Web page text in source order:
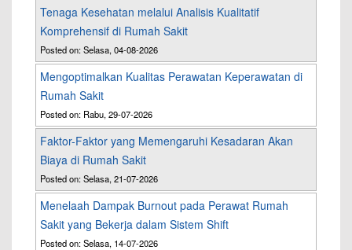
Tenaga Kesehatan melalui Analisis Kualitatif
Komprehensif di Rumah Sakit
Posted on: Selasa, 04-08-2026
Mengoptimalkan Kualitas Perawatan Keperawatan di
Rumah Sakit
Posted on: Rabu, 29-07-2026
Faktor-Faktor yang Memengaruhi Kesadaran Akan
Biaya di Rumah Sakit
Posted on: Selasa, 21-07-2026
Menelaah Dampak Burnout pada Perawat Rumah
Sakit yang Bekerja dalam Sistem Shift
Posted on: Selasa, 14-07-2026